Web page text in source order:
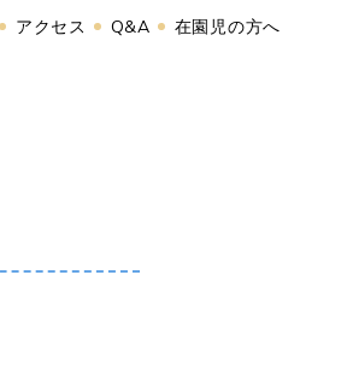
アクセス Q&A 在園児の方へ